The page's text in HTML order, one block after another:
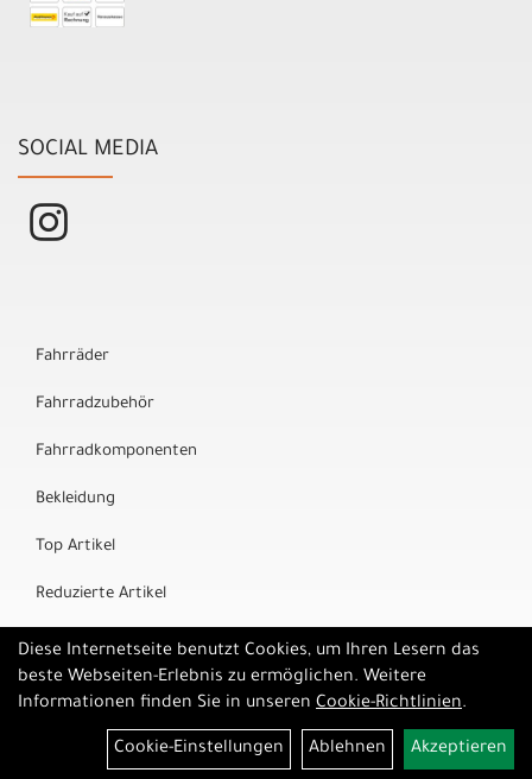
SOCIAL MEDIA
Fahrräder
Fahrradzubehör
Fahrradkomponenten
Bekleidung
Top Artikel
Reduzierte Artikel
Marken
Diese Internetseite benutzt Cookies, um Ihren Lesern das
beste Webseiten-Erlebnis zu ermöglichen. Weitere
Informationen finden Sie in unseren Cookie-Richtlinien.
Cookie-Einstellungen Ablehnen Akzeptieren